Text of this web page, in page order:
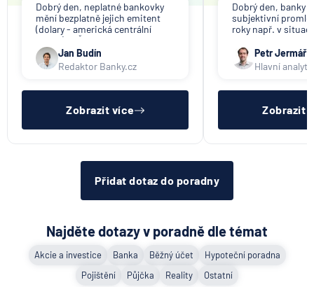
Dobrý den, neplatné bankovky
mění bezplatně jejich emitent
(dolary - americká centrální
banka). V ČR nikdo tuto službu
nenabízí (ani na komerční bázi).
Jan Budín
Redaktor Banky.cz
Zobrazit více
Dobrý den, banky
subjektivní
roky např. v
výběru peněz.
promlčecí lhůta 10
aplikována
Petr Jermář
Hlavní
Zobrazit
Přidat dotaz do poradny
Najděte dotazy v poradně dle témat
Akcie a investice Banka Běžný účet
Hypoteční poradna
Pojištění
Půjčka Reality Ostatní